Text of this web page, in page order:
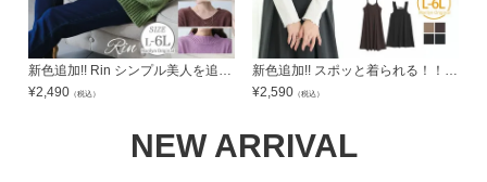
新色追加!! Rin シンプル美人を追求 素材と着心地にこだわった シンプル 2ネックデザイン 長袖 ニット | 大きいサイズの通販ならハッピーマリリン
¥2,490 （税込）
新色追加!! スポッと着られる！！ ”楽かわ”シリーズ！ バックリボン or 肩フリル から選べる バックデザイン ワンピース | 大きいサイズの通販ならハッピーマリリン
¥2,590 （税込）
NEW ARRIVAL